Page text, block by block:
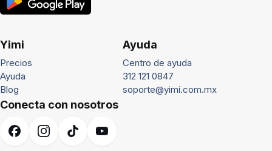
Yimi
Precios
Ayuda
Blog
Ayuda
Centro de ayuda
312 121 0847
soporte@yimi.com.mx
Conecta con nosotros